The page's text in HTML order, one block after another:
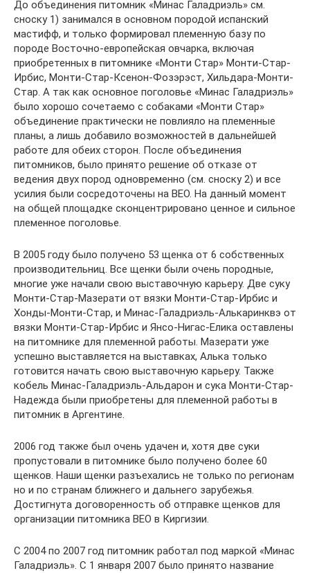
До объединения питомник «Минас Галадриэль» см.
сноску 1) занимался в основном породой испанский
мастифф, и только формировал племенную базу по
породе Восточно-европейская овчарка, включая
приобретенных в питомнике «Монти Стар» Монти-Стар-
Ирбис, Монти-Стар-Ксенон-Фозэрэст, Хильдара-Монти-
Стар. А так как основное поголовье «Минас Галадриэль»
было хорошо сочетаемо с собаками «Монти Стар»
объединение практически не повлияло на племенные
планы, а лишь добавило возможностей в дальнейшей
работе для обеих сторон. После объединения
питомников, было принято решение об отказе от
ведения двух пород одновременно (см. сноску 2) и все
усилия были сосредоточены на ВЕО. На данный момент
на общей площадке сконцентрировано ценное и сильное
племенное поголовье.
В 2005 году было получено 53 щенка от 6 собственных
производительниц. Все щенки были очень породные,
многие уже начали свою выставочную карьеру. Две суку
Монти-Стар-Мазерати от вязки Монти-Стар-Ирбис и
Хонды-Монти-Стар, и Минас-Галадриэль-Алькаринквэ от
вязки Монти-Стар-Ирбис и Янсо-Нигас-Елика оставлены
на питомнике для племенной работы. Мазерати уже
успешно выставляется на выставках, Алька только
готовится начать свою выставочную карьеру. Также
кобель Минас-Галадриэль-Альдарон и сука Монти-Стар-
Надежда были приобретены для племенной работы в
питомник в Аргентине.
2006 год также был очень удачен и, хотя две суки
пропустовали в питомнике было получено более 60
щенков. Наши щенки разъехались не только по регионам
но и по странам ближнего и дальнего зарубежья.
Достигнута договоренность об отправке щенков для
организации питомника ВЕО в Киргизии.
С 2004 по 2007 год питомник работал под маркой «Минас
Галадриэль». С 1 января 2007 было принято название